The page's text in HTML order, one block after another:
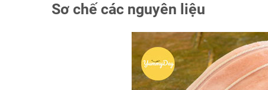
Sơ chế các nguyên liệu